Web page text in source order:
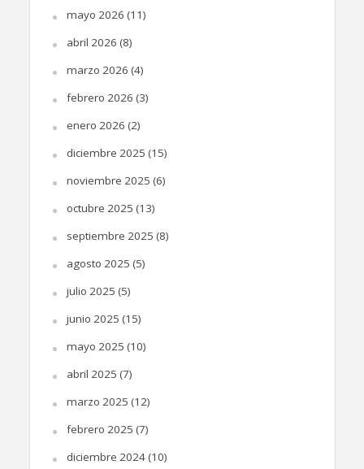
mayo 2026 (11)
abril 2026 (8)
marzo 2026 (4)
febrero 2026 (3)
enero 2026 (2)
diciembre 2025 (15)
noviembre 2025 (6)
octubre 2025 (13)
septiembre 2025 (8)
agosto 2025 (5)
julio 2025 (5)
junio 2025 (15)
mayo 2025 (10)
abril 2025 (7)
marzo 2025 (12)
febrero 2025 (7)
diciembre 2024(10)